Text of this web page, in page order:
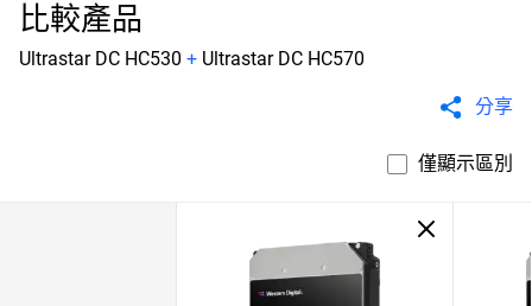
比較產品
Ultrastar DC HC530 + Ultrastar DC HC570
分享
僅顯示區別